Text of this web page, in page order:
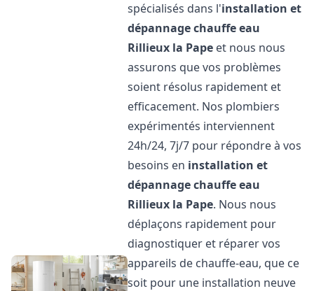
spécialisés dans l'installation et
dépannage chauffe eau
Rillieux la Pape et nous nous
assurons que vos problèmes
soient résolus rapidement et
efficacement. Nos plombiers
expérimentés interviennent
24h/24, 7j/7 pour répondre à vos
besoins en installation et
dépannage chauffe eau
Rillieux la Pape. Nous nous
déplaçons rapidement pour
diagnostiquer et réparer vos
appareils de chauffe-eau, que ce
soit pour une installation neuve